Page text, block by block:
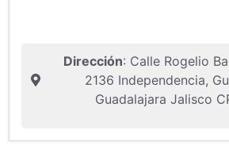
Dirección: Calle Rogelio
2136 Independencia,
Guadalajara Jalisco